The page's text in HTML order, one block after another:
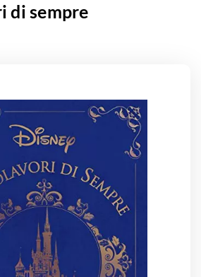
di sempre